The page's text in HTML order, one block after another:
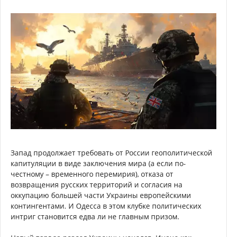
Запад продолжает требовать от России геополитической
капитуляции в виде заключения мира (а если по-
честному – временного перемирия), отказа от
возвращения русских территорий и согласия на
оккупацию большей части Украины европейскими
контингентами. И Одесса в этом клубке политических
интриг становится едва ли не главным призом.